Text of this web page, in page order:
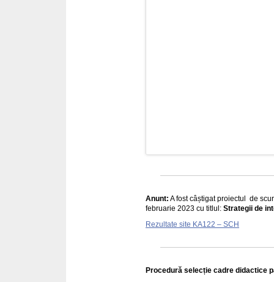
Anunt: A fost câștigat proiectul de
februarie 2023 cu titlul: Strategii de
Rezultate site KA122 – SCH
Procedură selecție cadre didactice